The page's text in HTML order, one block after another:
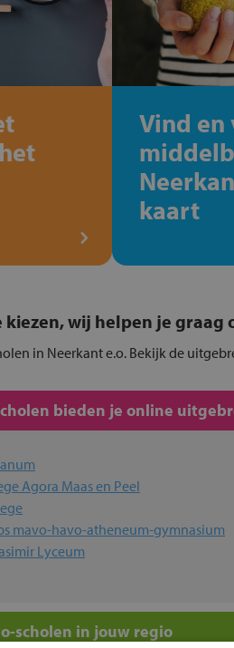
Vind
kaart
kiezen, wij helpen je graag
in Neerkant e.o. Bekijk de
bieden je online
Agora Maas en Peel
mavo-havo-atheneum-gymnasium
Lyceum
scholen in jouw regio